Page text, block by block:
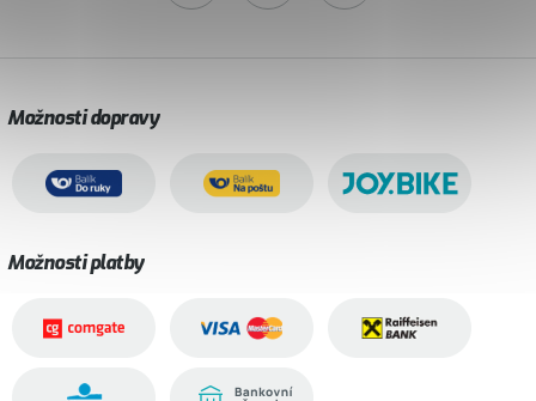
Možnosti dopravy
Možnosti platby